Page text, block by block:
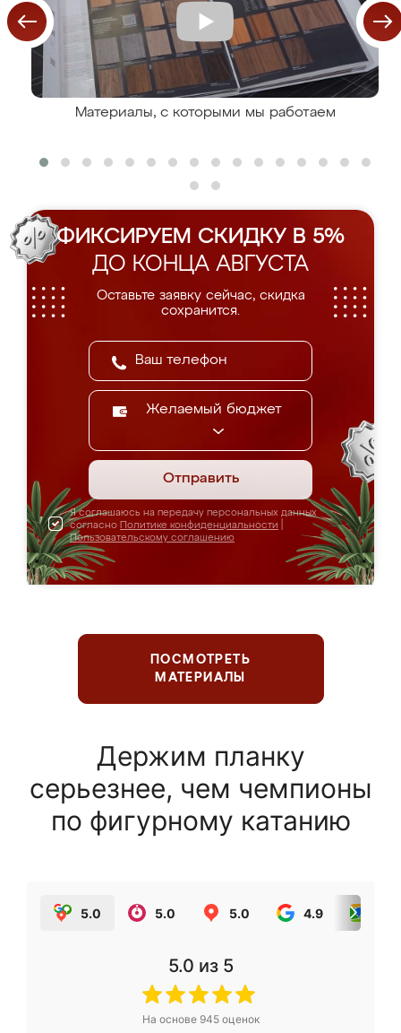
Материалы, с которыми мы работаем
ФИКСИРУЕМ СКИДКУ В 5%
ДО КОНЦА АВГУСТА
Оставьте заявку сейчас, скидка
сохранится.
Желаемый бюджет
Отправить
Я соглашаюсь на передачу персональных данных
согласно Политике конфиденциальности
Пользовательскому соглашению
ПОСМОТРЕТЬ
МАТЕРИАЛЫ
Держим планку
серьезнее, чем чемпионы
по фигурному катанию
5.0 5.0 5.0 4.9
5.0 из 5
На основе 945оценок